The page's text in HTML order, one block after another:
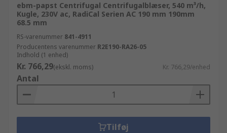
ebm-papst Centrifugal Centrifugalblæser, 540 m³/h,
Kugle, 230V ac, RadiCal Serien AC 190 mm 190mm
68.5 mm
RS-varenummer 841-4911
Producentens varenummer R2E190-RA26-05
Indhold (1 enhed)
Kr. 766,29(ekskl. moms) Kr. 766,29/enhed
Antal
Tilføj